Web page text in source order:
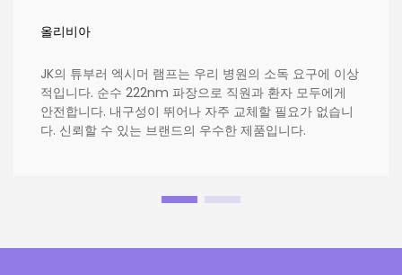
올리비아
JK의 튜부러 엑시머 램프는 우리 병원의 소독 요구에 이상
적입니다. 순수 222nm 파장으로 직원과 환자 모두에게
안전합니다. 내구성이 뛰어나 자주 교체할 필요가 없습니
다. 신뢰할 수 있는 브랜드의 우수한 제품입니다.